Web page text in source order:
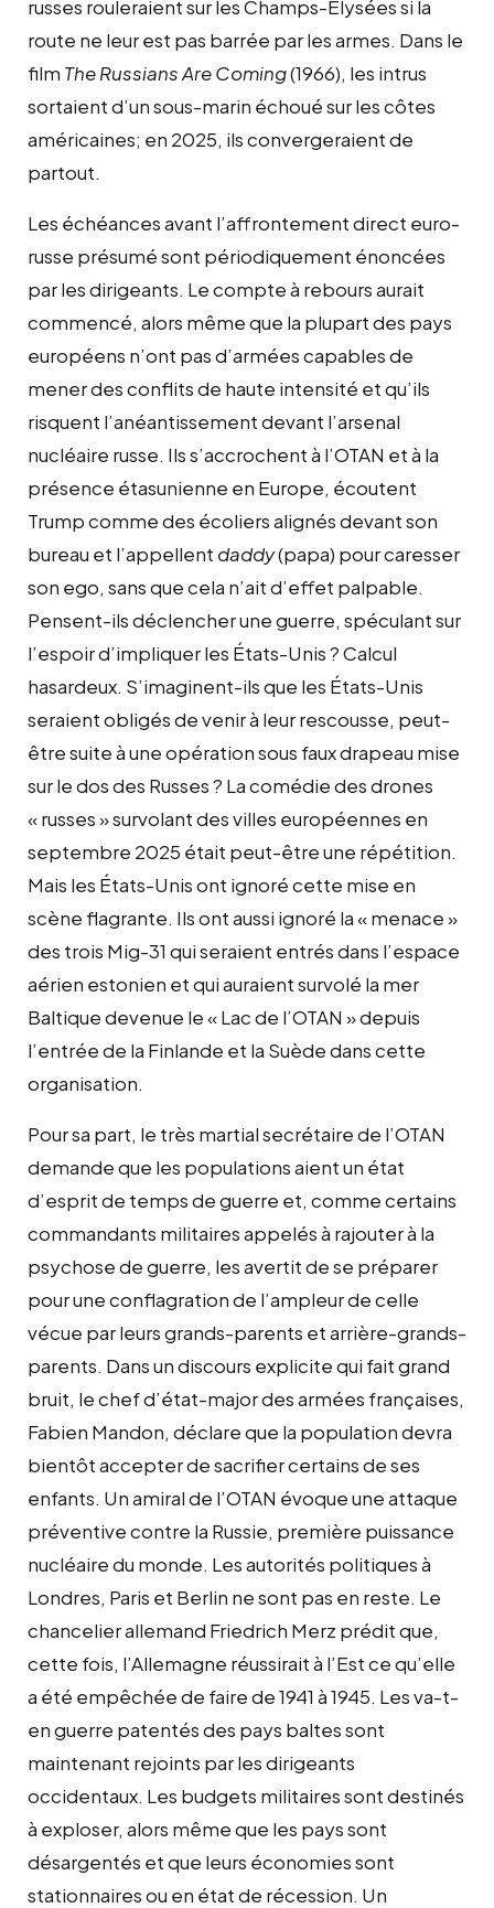
russes rouleraient sur les Champs-Élysées si la
route ne leur est pas barrée par les armes. Dans le
film The Russians Are Coming(1966), les intrus
sortaient d’un sous-marin échoué sur les côtes
américaines; en 2025, ils convergeraient de
partout.
Les échéances avant l’affrontement direct euro-
russe présumé sont périodiquement énoncées
par les dirigeants. Le compte à rebours aurait
commencé, alors même que la plupart des pays
européens n’ont pas d’armées capables de
mener des conflits de haute intensité et qu’ils
risquent l’anéantissement devant l’arsenal
nucléaire russe. Ils s’accrochent à l’OTAN et à la
présence étasunienne en Europe, écoutent
Trump comme des écoliers alignés devant son
bureau et l’appellent daddy(papa) pour caresser
son ego, sans que cela n’ait d’effet palpable.
Pensent-ils déclencher une guerre, spéculant sur
l’espoir d’impliquer les États-Unis ? Calcul
hasardeux. S’imaginent-ils que les États-Unis
seraient obligés de venir à leur rescousse, peut-
être suite à une opération sous faux drapeau mise
sur le dos des Russes ? La comédie des drones
« russes » survolant des villes européennes en
septembre 2025 était peut-être une répétition.
Mais les États-Unis ont ignoré cette mise en
scène flagrante. Ils ont aussi ignoré la « menace »
des trois Mig-31 qui seraient entrés dans l’espace
aérien estonien et qui auraient survolé la mer
Baltique devenue le « Lac de l’OTAN » depuis
l’entrée de la Finlande et la Suède dans cette
organisation.
Pour sa part, le très martial secrétaire de l’OTAN
demande que les populations aient un état
d’esprit de temps de guerre et, comme certains
commandants militaires appelés à rajouter à la
psychose de guerre, les avertit de se préparer
pour une conflagration de l’ampleur de celle
vécue par leurs grands-parents et arrière-grands-
parents. Dans un discours explicite qui fait grand
bruit, le chef d’état-major des armées françaises,
Fabien Mandon, déclare que la population devra
bientôt accepter de sacrifier certains de ses
enfants. Un amiral de l’OTAN évoque une attaque
préventive contre la Russie, première puissance
nucléaire du monde. Les autorités politiques à
Londres, Paris et Berlin ne sont pas en reste. Le
chancelier allemand Friedrich Merz prédit que,
cette fois, l’Allemagne réussirait à l’Est ce qu’elle
a été empêchée de faire de 1941 à 1945. Les va-t-
en guerre patentés des pays baltes sont
maintenant rejoints par les dirigeants
occidentaux. Les budgets militaires sont destinés
à exploser, alors même que les pays sont
désargentés et que leurs économies sont
stationnaires ou en état de récession. Un